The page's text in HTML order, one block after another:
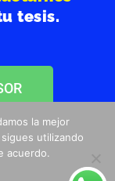
tesis.
la mejor
utilizando
acuerdo.